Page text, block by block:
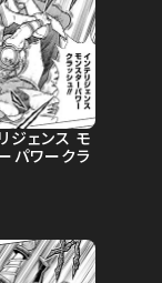
ジェンス モ
パワークラ